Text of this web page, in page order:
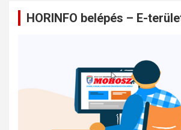
HORINFO belépés – E-